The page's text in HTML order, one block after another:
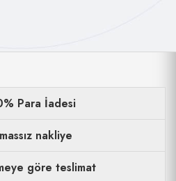
Para İadesi
nakliye
göre teslimat